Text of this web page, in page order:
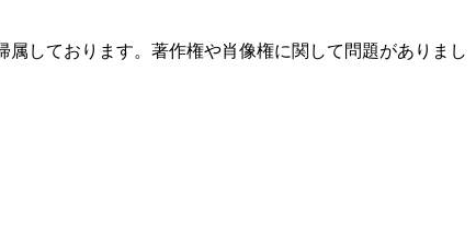
しております。著作権や肖像権に関して問題がありまし